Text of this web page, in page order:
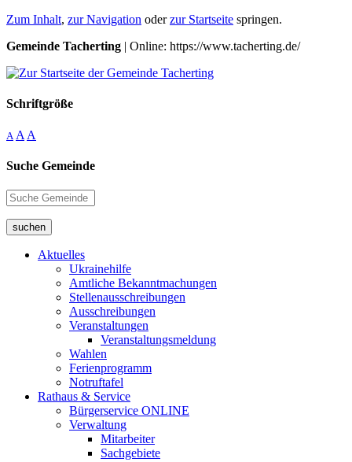
Zum Inhalt, zur Navigation oderzur Startseite springen.
Gemeinde Tacherting | Online: https://www.tacherting.de/
Schriftgröße
A A A
Suche Gemeinde
suchen
Aktuelles
Ukrainehilfe
Amtliche Bekanntmachungen
Stellenausschreibungen
Ausschreibungen
Veranstaltungen
Veranstaltungsmeldung
Wahlen
Ferienprogramm
Notruftafel
Rathaus & Service
Bürgerservice ONLINE
Verwaltung
Mitarbeiter
Sachgebiete